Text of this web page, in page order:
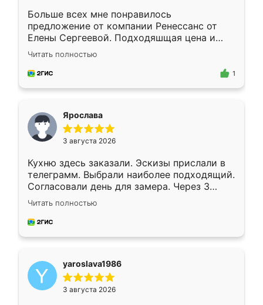
Больше всех мне понравилось
предложение от компании Ренессанс от
Елены Сергеевой. Подходяшщая цена и
короткие сроки изготовления. Приехавший
для замера сотрудник Владислав
предложил по моему эскизу самый
Читать полностью
1
Ярослава
3 августа 2026
Кухню здесь заказали. Эскизы прислали в
телеграмм. Выбрали наиболее подходящий.
Согласовали день для замера. Через 3
недели кухня была уже готова. Остались
довольны работой. Спасибо Ренессанс
мебель за качественную работу!
Читать полностью
yaroslava1986
3 августа 2026